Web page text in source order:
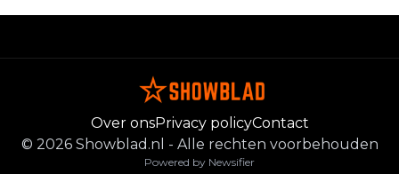
Over onsPrivacy policyContact
© 2026 Showblad.nl - Alle rechten voorbehouden
Powered by Newsifier